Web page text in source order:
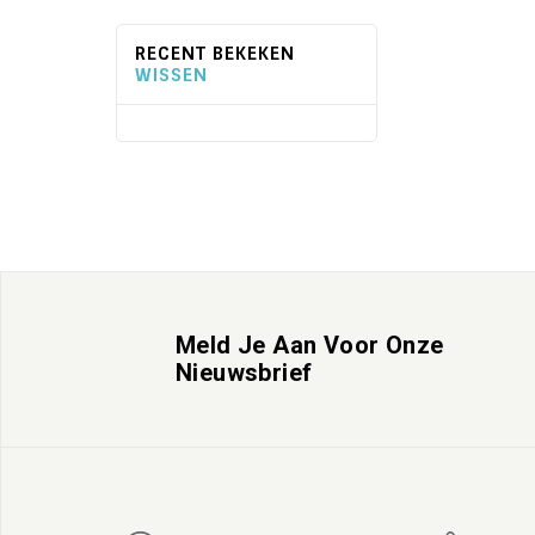
RECENT BEKEKEN
WISSEN
Meld Je Aan Voor Onze
Nieuwsbrief